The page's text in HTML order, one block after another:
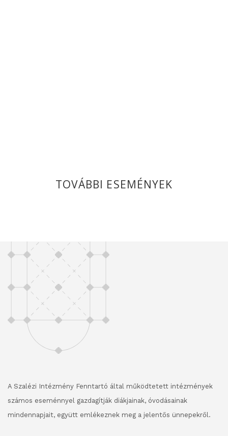
TOVÁBBI ESEMÉNYEK
A Szalézi Intézmény Fenntartó által működtetett intézmények
számos eseménnyel gazdagítják diákjainak, óvodásainak
mindennapjait, együtt emlékeznek meg a jelentős ünnepekről.